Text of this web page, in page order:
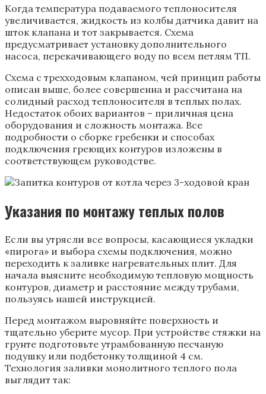
Когда температура подаваемого теплоносителя
увеличивается, жидкость из колбы датчика давит на
шток клапана и тот закрывается. Схема
предусматривает установку дополнительного
насоса, перекачивающего воду по всем петлям ТП.
Схема с трехходовым клапаном, чей принцип работы
описан выше, более совершенна и рассчитана на
солидный расход теплоносителя в теплых полах.
Недостаток обоих вариантов – приличная цена
оборудования и сложность монтажа. Все
подробности о сборке гребенки и способах
подключения греющих контуров изложены в
соответствующем руководстве.
Указания по монтажу теплых полов
Если вы утрясли все вопросы, касающиеся укладки
«пирога» и выбора схемы подключения, можно
переходить к заливке нагревательных плит. Для
начала выясните необходимую тепловую мощность
контуров, диаметр и расстояние между трубами,
пользуясь нашей инструкцией.
Перед монтажом выровняйте поверхность и
тщательно уберите мусор. При устройстве стяжки на
грунте подготовьте утрамбованную песчаную
подушку или подбетонку толщиной 4 см.
Технология заливки монолитного теплого пола
выглядит так: